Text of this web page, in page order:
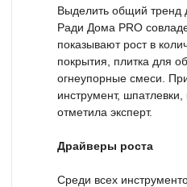
Выделить общий тренд
Ради Дома PRO
показывают рост в
покрытия, плитка для
огнеупорные смеси.
инструмент,
отметила эксперт.
Драйверы роста
Среди всех